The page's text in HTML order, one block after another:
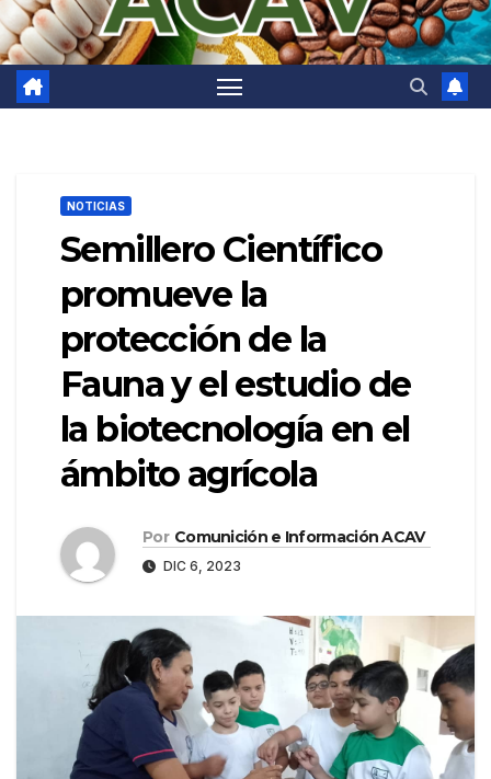
NOTICIAS
Semillero Científico
promueve la
protección de la
Fauna y el estudio de
la biotecnología en el
ámbito agrícola
Por Comunición e Información ACAV
DIC 6, 2023